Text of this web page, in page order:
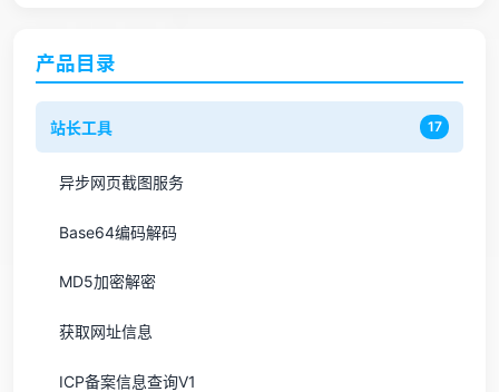
产品目录
站长工具 17
异步网页截图服务
Base64编码解码
MD5加密解密
获取网址信息
ICP备案信息查询V1